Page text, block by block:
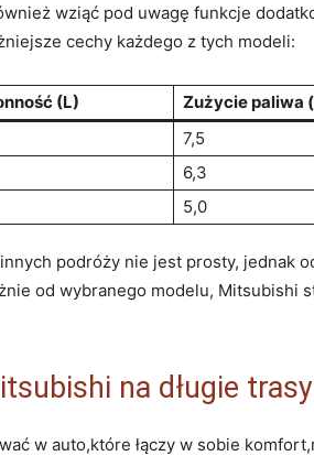
wziąć pod uwagę funkcje
cechy każdego z tych modeli:
(L) Zużycie paliwa
7,5
6,3
5,0
podróży nie jest prosty, jednak
od wybranego modelu,
na długie trasy
w auto,które łączy w sobie